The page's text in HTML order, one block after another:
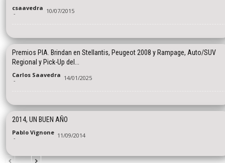
csaavedra
- 10/07/2015
Premios PIA. Brindan en Stellantis, Peugeot 2008 y Rampage, Auto/SUV
Regional y Pick-Up del...
Carlos Saavedra
- 14/01/2025
2014, UN BUEN AÑO
Pablo Vignone
- 11/09/2014